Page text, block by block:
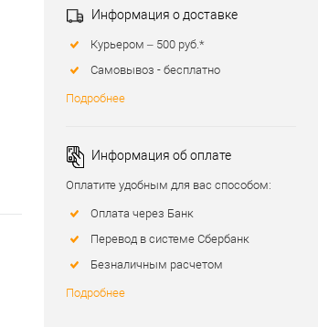
Информация о доставке
Курьером – 500 руб.*
Самовывоз - бесплатно
Подробнее
Информация об оплате
Оплатите удобным для вас способом:
Оплата через Банк
Перевод в системе Сбербанк
Безналичным расчетом
Подробнее